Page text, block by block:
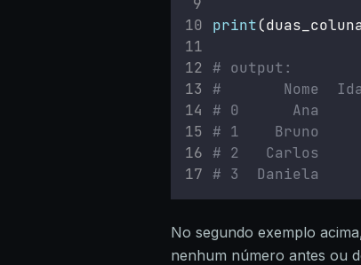
print
# output:
#       Nome
# 0      Ana
# 1    Bruno
# 2   Carlos
# 3  Daniela
No segundo exemplo
nenhum número antes ou